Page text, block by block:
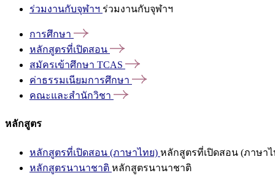
ร่วมงานกับจุฬาฯ ร่วมงานกับจุฬาฯ
การศึกษา
หลักสูตรที่เปิดสอน
สมัครเข้าศึกษา TCAS
ค่าธรรมเนียมการศึกษา
คณะและสำนักวิชา
หลักสูตร
หลักสูตรที่เปิดสอน (ภาษาไทย) หลักสูตรที่เปิดสอน (ภาษาไ
หลักสูตรนานาชาติ หลักสูตรนานาชาติ